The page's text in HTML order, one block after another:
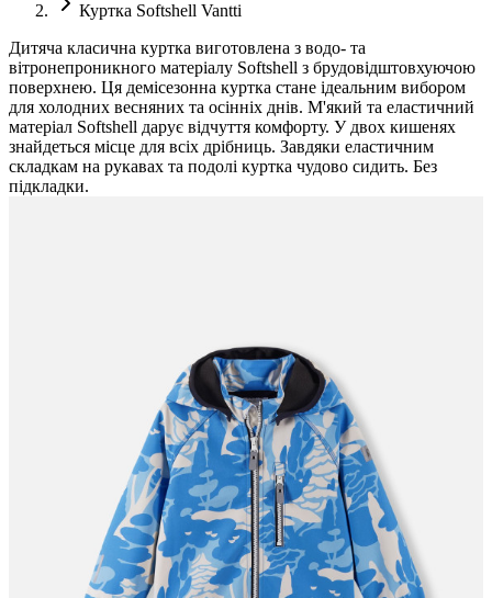
Куртка Softshell Vantti
Дитяча класична куртка виготовлена з водо- та
вітронепроникного матеріалу Softshell з брудовідштовхуючою
поверхнею. Ця демісезонна куртка стане ідеальним вибором
для холодних весняних та осінніх днів. М'який та еластичний
матеріал Softshell дарує відчуття комфорту. У двох кишенях
знайдеться місце для всіх дрібниць. Завдяки еластичним
складкам на рукавах та подолі куртка чудово сидить. Без
підкладки.